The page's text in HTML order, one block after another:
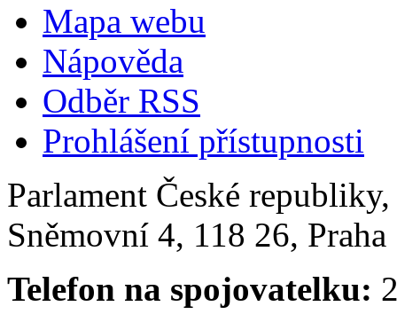
Mapa webu
Nápověda
Odběr RSS
Prohlášení přístupnosti
Parlament České
Sněmovní 4, 118 26,
Telefon na spojovatelku: